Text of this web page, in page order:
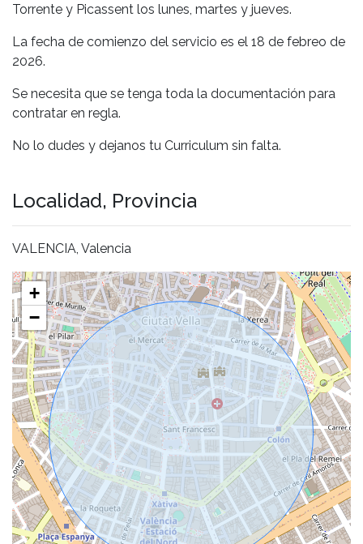
Torrente y Picassent los lunes, martes y jueves.
La fecha de comienzo del servicio es el 18 de febreo de
2026.
Se necesita que se tenga toda la documentación para
contratar en regla.
No lo dudes y dejanos tu Curriculum sin falta.
Localidad, Provincia
VALENCIA, Valencia
+
−